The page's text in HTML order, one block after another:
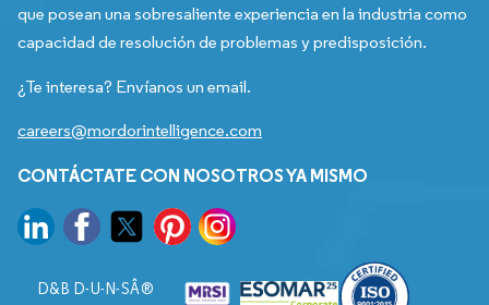
que posean una sobresaliente experiencia en la industria como
capacidad de resolución de problemas y predisposición.
¿Te interesa? Envíanos un email.
careers@mordorintelligence.com
CONTÁCTATE CON NOSOTROS YA MISMO
D&B D-U-N-SÂ®